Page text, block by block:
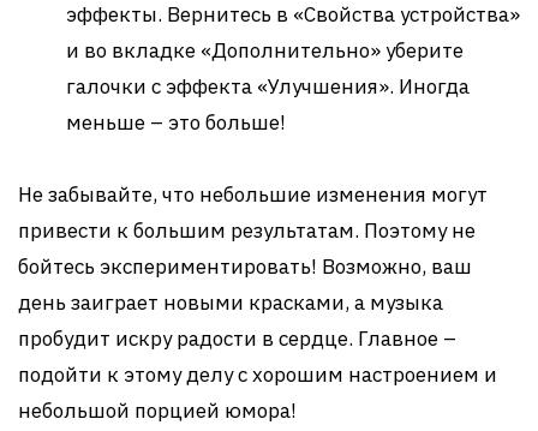
эффекты. Вернитесь в «Свойства устройства»
и во вкладке «Дополнительно» уберите
галочки с эффекта «Улучшения». Иногда
меньше – это больше!
Не забывайте, что небольшие изменения могут
привести к большим результатам. Поэтому не
бойтесь экспериментировать! Возможно, ваш
день заиграет новыми красками, а музыка
пробудит искру радости в сердце. Главное –
подойти к этому делу с хорошим настроением и
небольшой порцией юмора!